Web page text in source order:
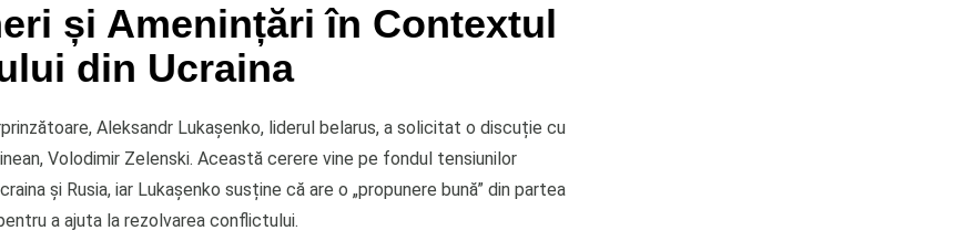
și Amenințări în Contextul
din Ucraina
Aleksandr Lukașenko, liderul belarus, a solicitat o discuție cu
Volodimir Zelenski. Această cerere vine pe fondul tensiunilor
și Rusia, iar Lukașenko susține că are o „propunere bună” din partea
a ajuta la rezolvarea conflictului.